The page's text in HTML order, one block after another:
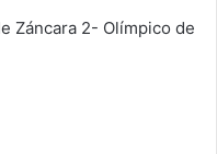
Záncara 2- Olímpico de